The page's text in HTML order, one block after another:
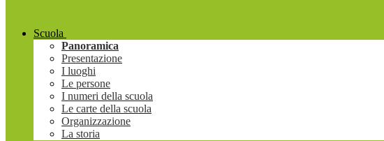
Scuola
Panoramica
Presentazione
I luoghi
Le persone
I numeri della scuola
Le carte della scuola
Organizzazione
La storia